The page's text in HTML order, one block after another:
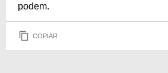
podem.
COPIAR